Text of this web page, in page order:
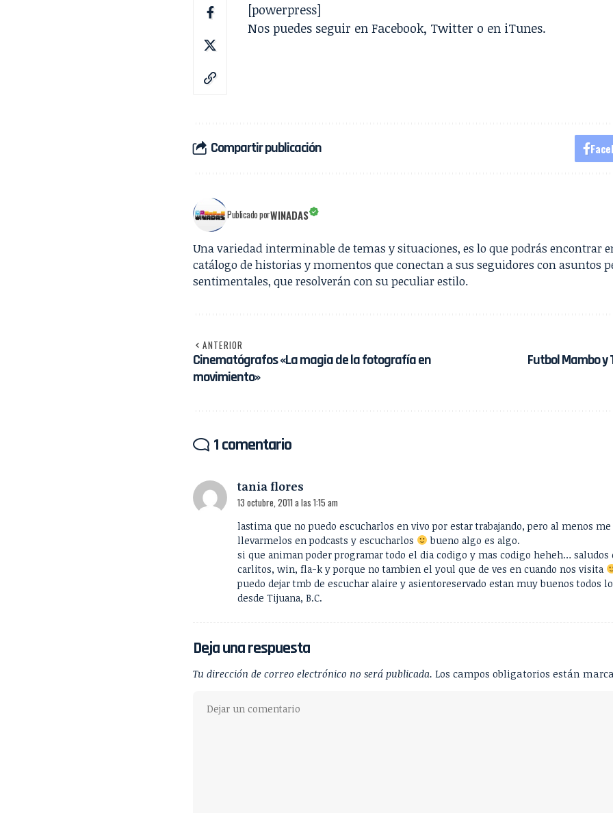
[powerpress]
Nos puedes seguir en Facebook, Twitter o en iTunes.
Compartir publicación
Publicado porWINADAS
Una variedad interminable de temas y situaciones, es lo que podrás encontrar
catálogo de historias y momentos que conectan a sus seguidores con asuntos
sentimentales, que resolverán con su peculiar estilo.
ANTERIOR
Cinematógrafos «La magia de la fotografía en
movimiento»
Futbol Mambo y
1 comentario
tania flores
13 octubre, 2011 a las 1:15 am
lastima que no puedo escucharlos en vivo por estar trabajando, pero al menos
llevarmelos en podcasts y escucharlos
bueno algo es algo.
si que animan poder programar todo el dia codigo y mas codigo heheh… saludos
carlitos, win, fla-k y porque no tambien el youl que de ves en cuando nos visita
puedo dejar tmb de escuchar alaire y asientoreservado estan muy buenos todos
desde Tijuana, B.C.
Deja una respuesta
Tu dirección de correo electrónico no será publicada. Los campos obligatorios están